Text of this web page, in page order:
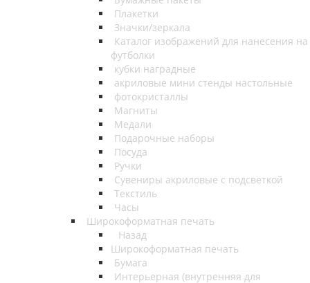
Плакетки
Значки/зеркала
Каталог изображений для нанесения на
футболки
кубки наградные
акриловые мини стенды настольные
фотокристаллы
Магниты
Медали
Подарочные наборы
Посуда
Ручки
Сувениры акриловые с подсветкой
Текстиль
Часы
Широкоформатная печать
Назад
Широкоформатная печать
Бумага
Интерьерная (внутренняя для